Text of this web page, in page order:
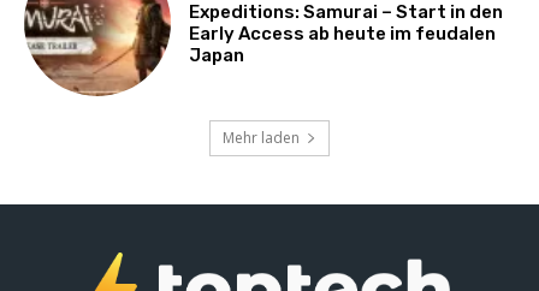
Expeditions: Samurai – Start in den
Early Access ab heute im feudalen
Japan
Mehr laden